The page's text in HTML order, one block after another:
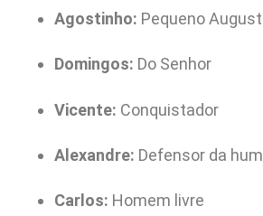
Agostinho: Pequeno
Domingos: Do Senhor
Vicente: Conquistador
Alexandre: Defensor da
Carlos: Homem livre